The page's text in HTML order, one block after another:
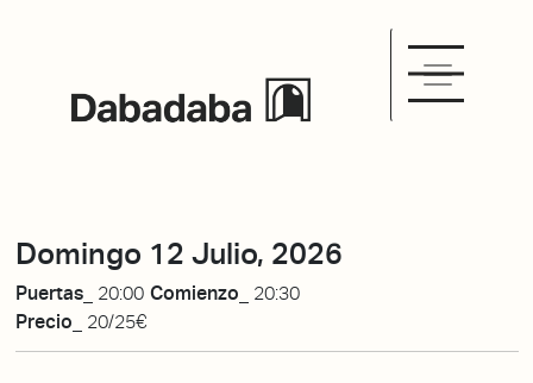
Domingo 12 Julio, 2026
Puertas_ 20:00 Comienzo_ 20:30
Precio_ 20/25€